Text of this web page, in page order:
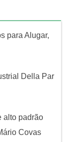
para Alugar,
Della Par
alto padrão
Covas